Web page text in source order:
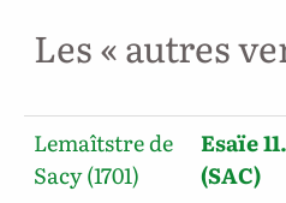
Les « autres
Lemaîtstre de
Sacy (1701)
Esaïe
(SAC)